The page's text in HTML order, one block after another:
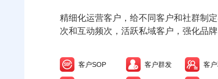
精细化运营客户，给不同客户和社群制
次和互动频次，活跃私域客户，强化品
客户SOP 客户群发 客